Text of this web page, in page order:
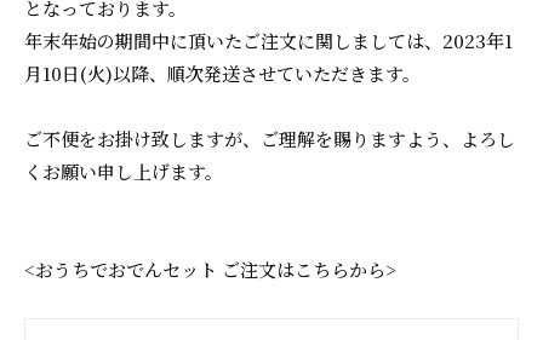
となっております。
年末年始の期間中に頂いたご注文に関しましては、2023年1
月10日(火)以降、順次発送させていただきます。
ご不便をお掛け致しますが、ご理解を賜りますよう、よろし
くお願い申し上げます。
<おうちでおでんセット ご注文はこちらから>